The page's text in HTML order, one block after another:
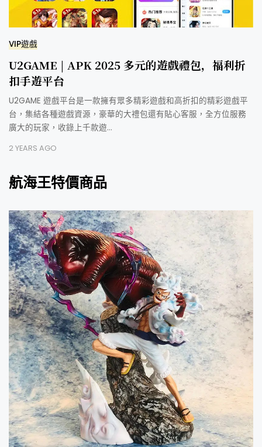
VIP遊戲
U2GAME | APK 2025 多元的遊戲禮包，福利折
扣手遊平台
U2GAME 遊戲平台是一款擁有眾多精彩遊戲和高折扣的精彩遊戲平
台，集結各種遊戲資源，豪華的大禮包還有貼心客服，全方位服務
廣大的玩家，收錄上千款遊…
2 YEARS AGO
航海王特價商品